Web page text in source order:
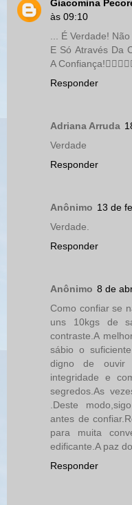
Giacomina
às 09:10
... É Verdade!
E Só Através Da
A
Responder
Adriana Arruda
Verdade
Responder
Anônimo 13 de
Verdade.
Responder
Anônimo 8 de
Como confiar se
uns 10kgs de
contraste.A
sábio o
digno de ouvir
integridade e
segredos.As
.Deste
antes de
para muita
edificante.A paz
Responder